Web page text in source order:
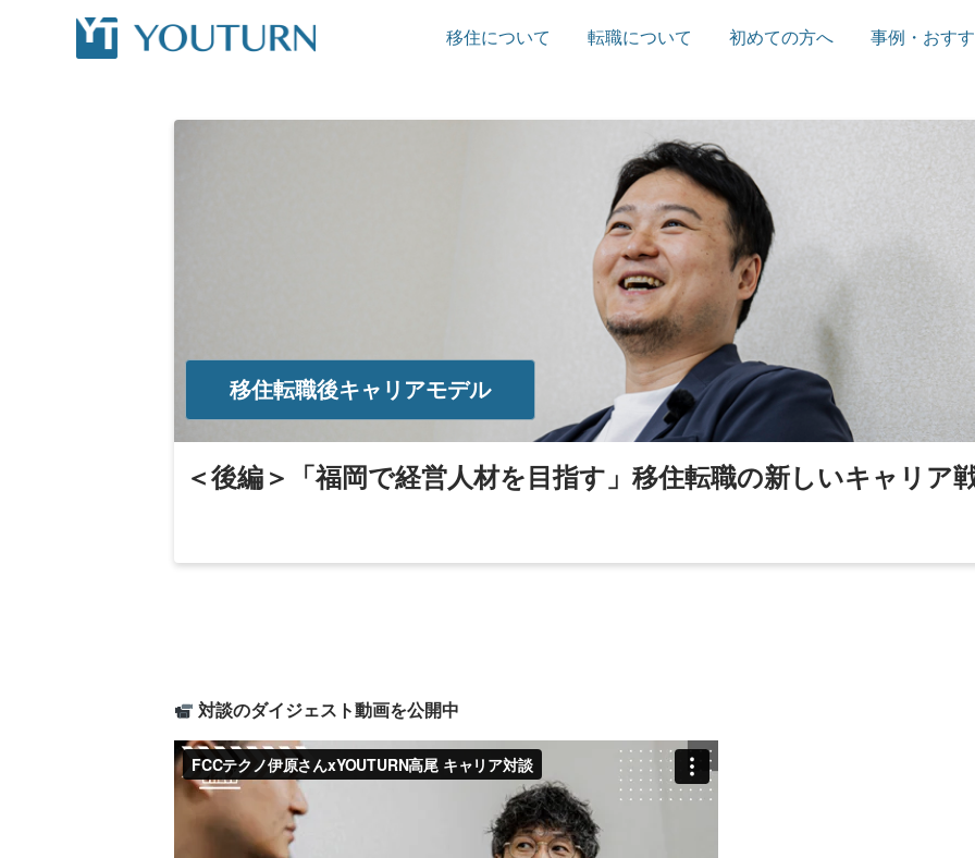
移住について 転職について 初めての方へ 事例・おす
＜後編＞「福岡で経営人材を目指す」移住転職の新しいキャリア
移住転職後キャリアモデル
対談のダイジェスト動画を公開中